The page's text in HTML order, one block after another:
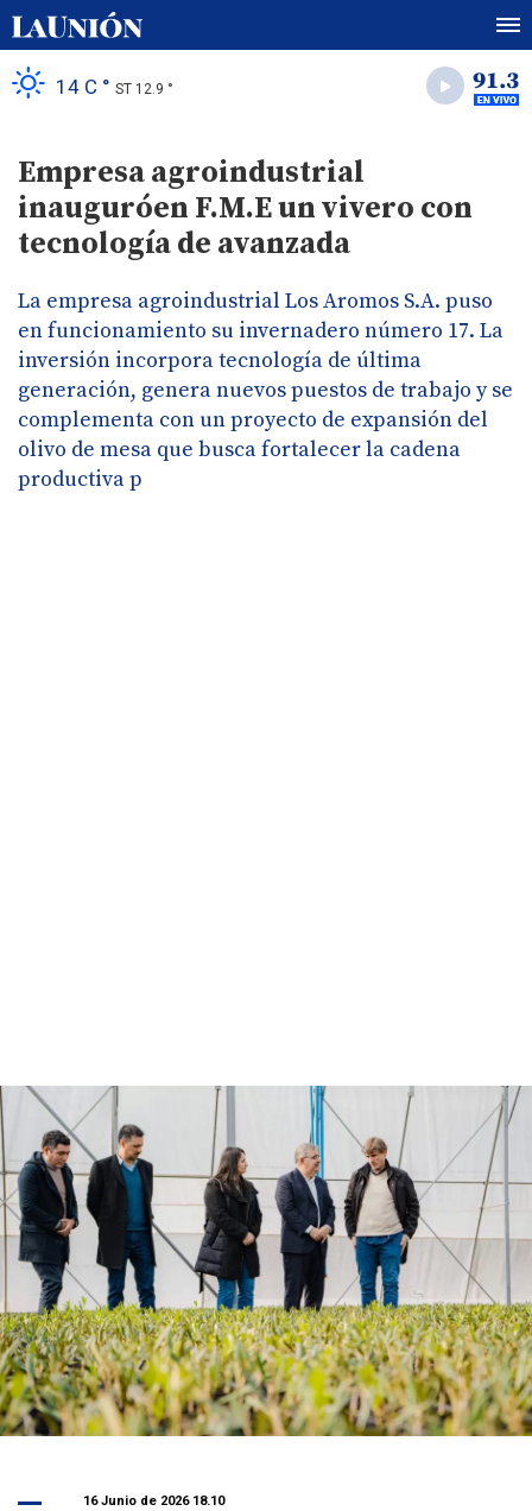
14 C ° ST 12.9 °
Empresa agroindustrial
inauguróen F.M.E un vivero con
tecnología de avanzada
La empresa agroindustrial Los Aromos S.A. puso
en funcionamiento su invernadero número 17. La
inversión incorpora tecnología de última
generación, genera nuevos puestos de trabajo y se
complementa con un proyecto de expansión del
olivo de mesa que busca fortalecer la cadena
productiva p
16 Junio de 2026 18.10